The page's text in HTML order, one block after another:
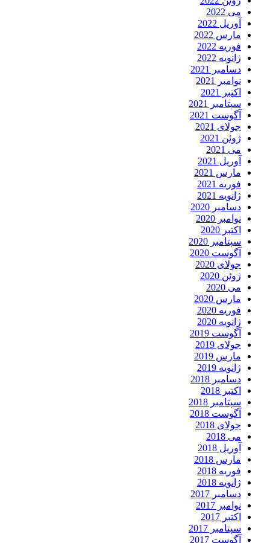
می 2022
آوریل 2022
مارس 2022
فوریه 2022
ژانویه 2022
دسامبر 2021
نوامبر 2021
اکتبر 2021
سپتامبر 2021
آگوست 2021
جولای 2021
ژوئن 2021
می 2021
آوریل 2021
مارس 2021
فوریه 2021
ژانویه 2021
دسامبر 2020
نوامبر 2020
اکتبر 2020
سپتامبر 2020
آگوست 2020
جولای 2020
ژوئن 2020
می 2020
مارس 2020
فوریه 2020
ژانویه 2020
آگوست 2019
جولای 2019
مارس 2019
ژانویه 2019
دسامبر 2018
اکتبر 2018
سپتامبر 2018
آگوست 2018
جولای 2018
می 2018
آوریل 2018
مارس 2018
فوریه 2018
ژانویه 2018
دسامبر 2017
نوامبر 2017
اکتبر 2017
سپتامبر 2017
آگوست 2017